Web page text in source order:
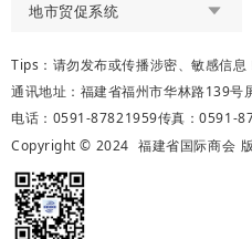
地市贸促系统
Tips：请勿发布或传播涉密、敏感信息
通讯地址：福建省福州市华林路139号
电话：0591-87821959传真：0591-
Copyright © 2024 福建省国际商会